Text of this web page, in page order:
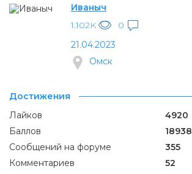
Иваныч
1.102K
0
21.04.2023
Омск
Достижения
Лайков
4920
Баллов
18938
Сообщений на форуме
355
Комментариев
52